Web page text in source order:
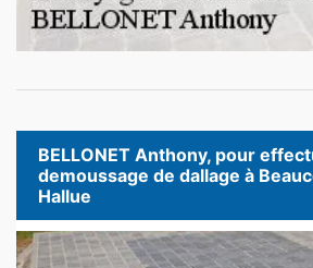
BELLONET Anthony, pour
demoussage de dallage à
Hallue